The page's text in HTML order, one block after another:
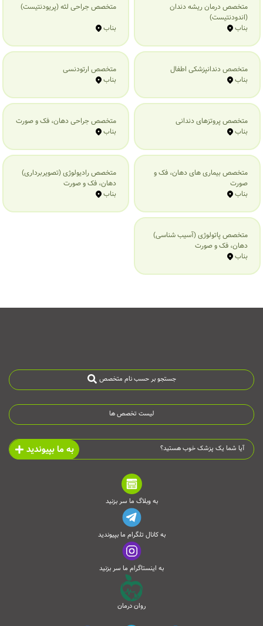
متخصص درمان ریشه دندان
(اندودنتیست)
بناب
متخصص جراحی لثه (پریودنتیست)
بناب
متخصص دندانپزشکی اطفال
بناب
متخصص ارتودنسی
بناب
متخصص پروتزهای دندانی
بناب
متخصص جراحی دهان، فک و صورت
بناب
متخصص بیماری‌ های دهان، فک و
صورت
بناب
متخصص رادیولوژی (تصویربرداری)
دهان، فک و صورت
بناب
متخصص پاتولوژی (آسیب شناسی)
دهان، فک و صورت
بناب
جستجو بر حسب نام متخصص
لیست تخصص ها
آیا شما یک پزشک خوب هستید؟ به ما بپیوندید
به وبلاگ ما سر بزنید
به کانال تلگرام ما بپیوندید
به اینستاگرام ما سر بزنید
روان درمان